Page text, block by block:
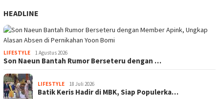
HEADLINE
LIFESTYLE 1 Agustus 2026
Son Naeun Bantah Rumor Berseteru dengan …
LIFESTYLE 18 Juli 2026
Batik Keris Hadir di MBK, Siap Populerka…